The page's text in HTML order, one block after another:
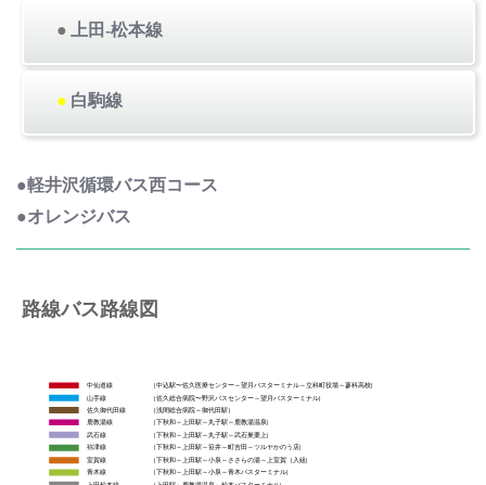
● 上田-松本線
● 白駒線
●軽井沢循環バス西コース
●オレンジバス
路線バス路線図